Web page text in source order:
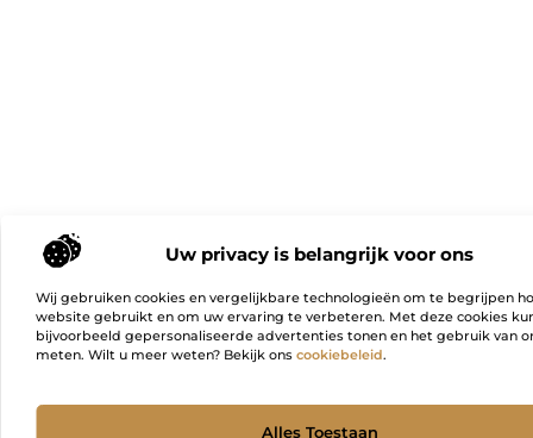
Uw privacy is belangrijk voor ons
Wij gebruiken cookies en vergelijkbare technologieën om te begrijpen
website gebruikt en om uw ervaring te verbeteren. Met deze cookies
bijvoorbeeld gepersonaliseerde advertenties tonen en het gebruik van
meten. Wilt u meer weten? Bekijk ons cookiebeleid.
Alles Toestaan